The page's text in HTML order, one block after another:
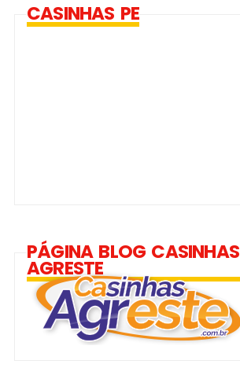
CASINHAS PE
PÁGINA BLOG CASINHAS
AGRESTE